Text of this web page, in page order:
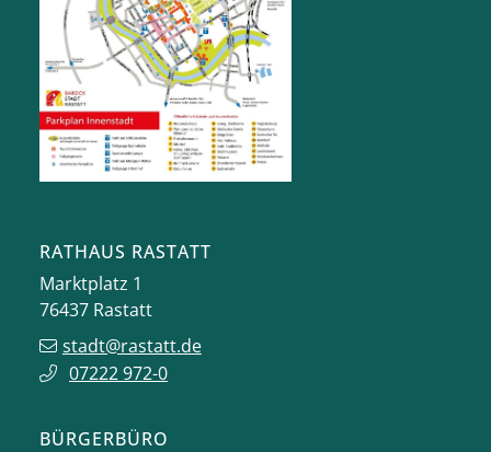
RATHAUS RASTATT
Marktplatz 1
76437 Rastatt
stadt@rastatt.de
07222 972-0
BÜRGERBÜRO